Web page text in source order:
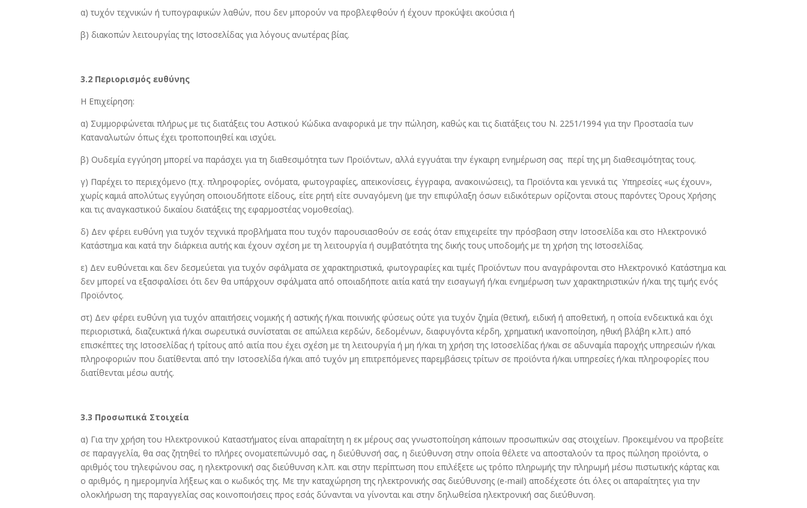
α) τυχόν τεχνικών ή τυπογραφικών λαθών, που δεν μπορούν να προβλεφθούν ή έχουν προκύψει ακούσια ή
β) διακοπών λειτουργίας της Ιστοσελίδας για λόγους ανωτέρας βίας.
3.2 Περιορισμός ευθύνης
Η Επιχείρηση:
α) Συμμορφώνεται πλήρως με τις διατάξεις του Αστικού Κώδικα αναφορικά με την πώληση, καθώς και τις διατάξεις του Ν. 2251/1994 για την Προστασία των
Καταναλωτών όπως έχει τροποποιηθεί και ισχύει.
β) Ουδεμία εγγύηση μπορεί να παράσχει για τη διαθεσιμότητα των Προϊόντων, αλλά εγγυάται την έγκαιρη ενημέρωση σας περί της μη διαθεσιμότητας τους.
γ) Παρέχει το περιεχόμενο (π.χ. πληροφορίες, ονόματα, φωτογραφίες, απεικονίσεις, έγγραφα, ανακοινώσεις), τα Προϊόντα και γενικά τις Υπηρεσίες «ως έχουν»,
χωρίς καμιά απολύτως εγγύηση οποιουδήποτε είδους, είτε ρητή είτε συναγόμενη (με την επιφύλαξη όσων ειδικότερων ορίζονται στους παρόντες Όρους Χρήσης
και τις αναγκαστικού δικαίου διατάξεις της εφαρμοστέας νομοθεσίας).
δ) Δεν φέρει ευθύνη για τυχόν τεχνικά προβλήματα που τυχόν παρουσιασθούν σε εσάς όταν επιχειρείτε την πρόσβαση στην Ιστοσελίδα και στο Ηλεκτρονικό
Κατάστημα και κατά την διάρκεια αυτής και έχουν σχέση με τη λειτουργία ή συμβατότητα της δικής τους υποδομής με τη χρήση της Ιστοσελίδας.
ε) Δεν ευθύνεται και δεν δεσμεύεται για τυχόν σφάλματα σε χαρακτηριστικά, φωτογραφίες και τιμές Προϊόντων που αναγράφονται στο Ηλεκτρονικό Κατάστημα και
δεν μπορεί να εξασφαλίσει ότι δεν θα υπάρχουν σφάλματα από οποιαδήποτε αιτία κατά την εισαγωγή ή/και ενημέρωση των χαρακτηριστικών ή/και της τιμής ενός
Προϊόντος.
στ) Δεν φέρει ευθύνη για τυχόν απαιτήσεις νομικής ή αστικής ή/και ποινικής φύσεως ούτε για τυχόν ζημία (θετική, ειδική ή αποθετική, η οποία ενδεικτικά και όχι
περιοριστικά, διαζευκτικά ή/και σωρευτικά συνίσταται σε απώλεια κερδών, δεδομένων, διαφυγόντα κέρδη, χρηματική ικανοποίηση, ηθική βλάβη κ.λπ.) από
επισκέπτες της Ιστοσελίδας ή τρίτους από αιτία που έχει σχέση με τη λειτουργία ή μη ή/και τη χρήση της Ιστοσελίδας ή/και σε αδυναμία παροχής υπηρεσιών ή/και
πληροφοριών που διατίθενται από την Ιστοσελίδα ή/και από τυχόν μη επιτρεπόμενες παρεμβάσεις τρίτων σε προϊόντα ή/και υπηρεσίες ή/και πληροφορίες που
διατίθενται μέσω αυτής.
3.3 Προσωπικά Στοιχεία
α) Για την χρήση του Ηλεκτρονικού Καταστήματος είναι απαραίτητη η εκ μέρους σας γνωστοποίηση κάποιων προσωπικών σας στοιχείων. Προκειμένου να προβείτε
σε παραγγελία, θα σας ζητηθεί το πλήρες ονοματεπώνυμό σας, η διεύθυνσή σας, η διεύθυνση στην οποία θέλετε να αποσταλούν τα προς πώληση προϊόντα, ο
αριθμός του τηλεφώνου σας, η ηλεκτρονική σας διεύθυνση κ.λπ. και στην περίπτωση που επιλέξετε ως τρόπο πληρωμής την πληρωμή μέσω πιστωτικής κάρτας και
ο αριθμός, η ημερομηνία λήξεως και ο κωδικός της. Με την καταχώρηση της ηλεκτρονικής σας διεύθυνσης (e-mail) αποδέχεστε ότι όλες οι απαραίτητες για την
ολοκλήρωση της παραγγελίας σας κοινοποιήσεις προς εσάς δύνανται να γίνονται και στην δηλωθείσα ηλεκτρονική σας διεύθυνση.